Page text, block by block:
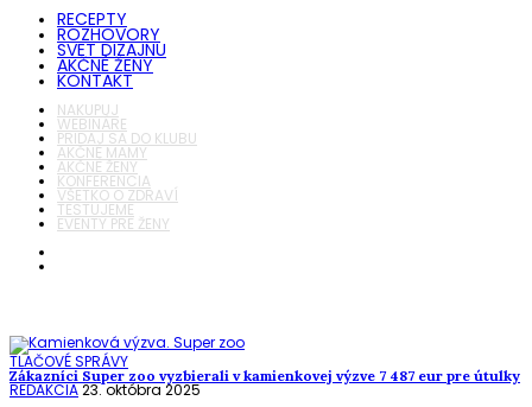
RECEPTY
ROZHOVORY
SVET DIZAJNU
AKČNÉ ŽENY
KONTAKT
NAKUPUJ
WEBINÁRE
PRIDAJ SA DO KLUBU
AKČNÉ MAMY
AKČNÉ ŽENY
KONFERENCIA
VŠETKO O ZDRAVÍ
TESTUJEME
EVENTY PRE ŽENY
TLAČOVÉ SPRÁVY
Zákazníci Super zoo vyzbierali v kamienkovej výzve 7 487 eur pre útulky
REDAKCIA23. októbra 2025